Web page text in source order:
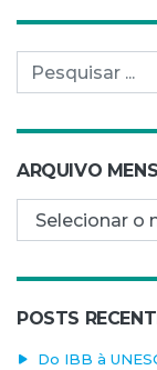
Pesquisar por:
ARQUIVO
Arquivo mensal
POSTS
Do IBB à